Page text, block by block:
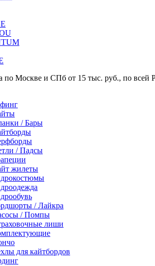
по Москве и СПб от 15 тыс. руб., по всей
/ Бары
/ Падсы
жилеты
/ Лайкра
/ Помпы
лиши
для кайтбордов